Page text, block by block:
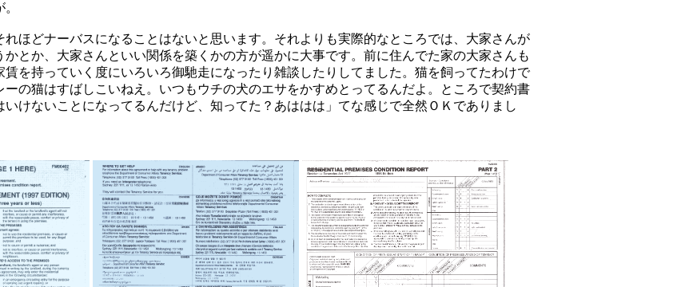
ほどナーバスになることはないと思います。それよりも実際的なところでは、大家さんが
とか、大家さんといい関係を築くかの方が遥かに大事です。前に住んでた家の大家さんも
賃を持っていく度にいろいろ御馳走になったり雑談したりしてました。猫を飼ってたわけで
の猫はすばしこいねえ。いつもウチの犬のエサをかすめとってるんだよ。ところで契約書
いけないことになってるんだけど、知ってた？あははは」てな感じで全然ＯＫでありまし